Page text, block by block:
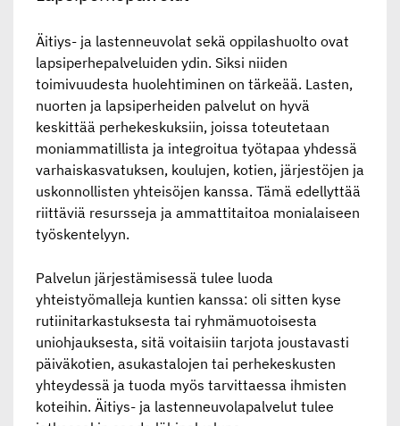
Äitiys- ja lastenneuvolat sekä oppilashuolto ovat
lapsiperhepalveluiden ydin. Siksi niiden
toimivuudesta huolehtiminen on tärkeää. Lasten,
nuorten ja lapsiperheiden palvelut on hyvä
keskittää perhekeskuksiin, joissa toteutetaan
moniammatillista ja integroitua työtapaa yhdessä
varhaiskasvatuksen, koulujen, kotien, järjestöjen ja
uskonnollisten yhteisöjen kanssa. Tämä edellyttää
riittäviä resursseja ja ammattitaitoa monialaiseen
työskentelyyn.
Palvelun järjestämisessä tulee luoda
yhteistyömalleja kuntien kanssa: oli sitten kyse
rutiinitarkastuksesta tai ryhmämuotoisesta
uniohjauksesta, sitä voitaisiin tarjota joustavasti
päiväkotien, asukastalojen tai perhekeskusten
yhteydessä ja tuoda myös tarvittaessa ihmisten
koteihin. Äitiys- ja lastenneuvolapalvelut tulee